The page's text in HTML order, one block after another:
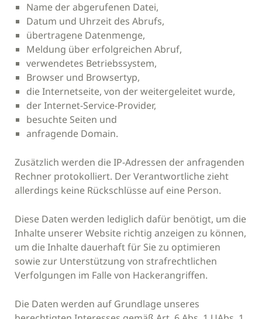
Name der abgerufenen Datei,
Datum und Uhrzeit des Abrufs,
übertragene Datenmenge,
Meldung über erfolgreichen Abruf,
verwendetes Betriebssystem,
Browser und Browsertyp,
die Internetseite, von der weitergeleitet wurde,
der Internet-Service-Provider,
besuchte Seiten und
anfragende Domain.
Zusätzlich werden die IP-Adressen der anfragenden
Rechner protokolliert. Der Verantwortliche zieht
allerdings keine Rückschlüsse auf eine Person.
Diese Daten werden lediglich dafür benötigt, um die
Inhalte unserer Website richtig anzeigen zu können,
um die Inhalte dauerhaft für Sie zu optimieren
sowie zur Unterstützung von strafrechtlichen
Verfolgungen im Falle von Hackerangriffen.
Die Daten werden auf Grundlage unseres